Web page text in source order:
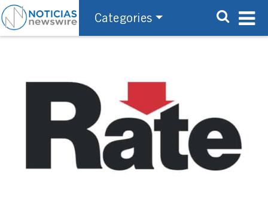
Categories